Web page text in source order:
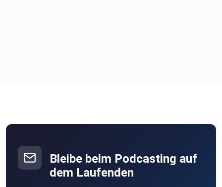
Bleibe beim Podcasting auf
dem Laufenden